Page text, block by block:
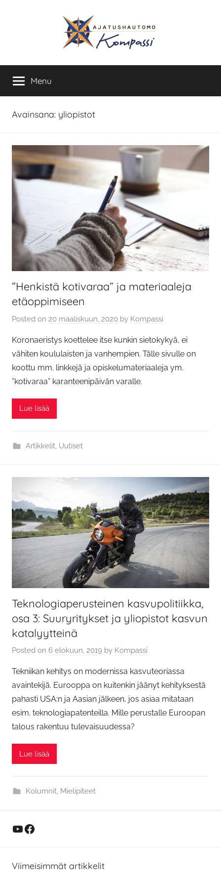
Ajatushautomo
Kompassi
Menu
Avainsana: yliopistot
”Henkistä kotivaraa” ja materiaaleja
etäoppimiseen
Posted on 20 maaliskuun, 2020 by Kompassi
Koronaeristys koettelee itse kunkin sietokykyä, ei
vähiten koululaisten ja vanhempien. Tälle sivulle on
koottu mm. linkkejä ja opiskelumateriaaleja ym.
”kotivaraa” karanteenipäivän varalle.
Lue lisää
Artikkelit, Uutiset
Teknologiaperusteinen kasvupolitiikka,
osa 3: Suuryritykset ja yliopistot kasvun
katalyytteinä
Posted on 6 elokuun, 2019 by Kompassi
Tekniikan kehitys on modernissa kasvuteoriassa
avaintekijä. Eurooppa on kuitenkin jäänyt kehityksestä
pahasti USA:n ja Aasian jälkeen, jos asiaa mitataan
esim. teknologiapatenteilla. Mille perustalle Euroopan
talous rakentuu tulevaisuudessa?
Lue lisää
Kolumnit, Mielipiteet
YouTube
Facebook
Viimeisimmät artikkelit